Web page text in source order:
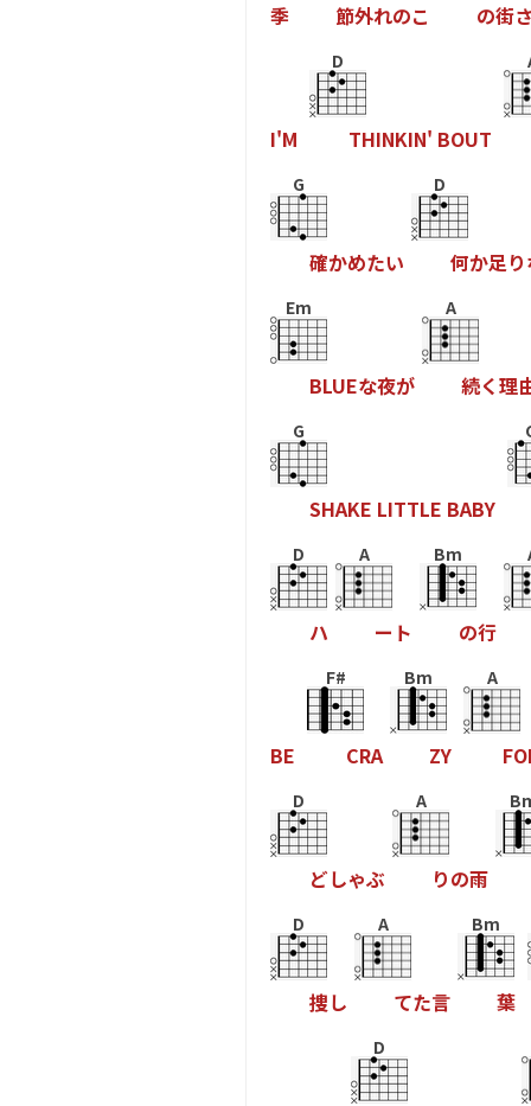
季 節外れのこ の街
I'M
D
THINKIN' BOUT
G
確かめたい
D
何か足り
Em
BLUEな夜が
A
続く理
G
SHAKE LITTLE BABY
D
ハ
A
ー ト
Bm
の行
BE
F#
CRA
Bm
ZY
A
FO
D
どしゃぶ
A
りの雨
D
捜し
A
てた言
Bm
葉
D